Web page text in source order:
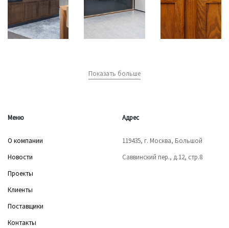
Показать больше
Меню
О компании
Новости
Проекты
Клиенты
Поставщики
Контакты
Адрес
119435, г. Москва, Большой
Саввинский пер., д.12, стр.8